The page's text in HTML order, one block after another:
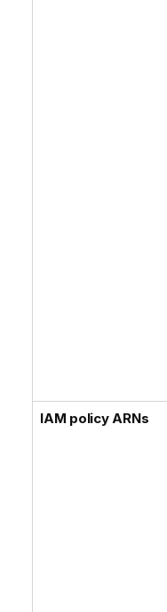
IAM policy ARNs